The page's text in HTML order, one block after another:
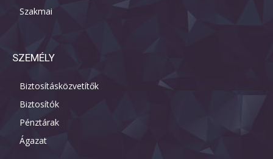
Szakmai
SZEMÉLY
Biztosításközvetítők
Biztosítók
Pénztárak
Ágazat